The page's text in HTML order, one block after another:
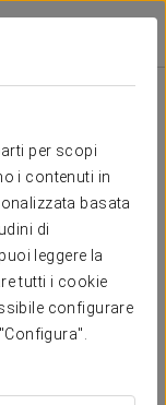
per scopi
i contenuti in
basata
di
leggere la
tutti i cookie
configurare